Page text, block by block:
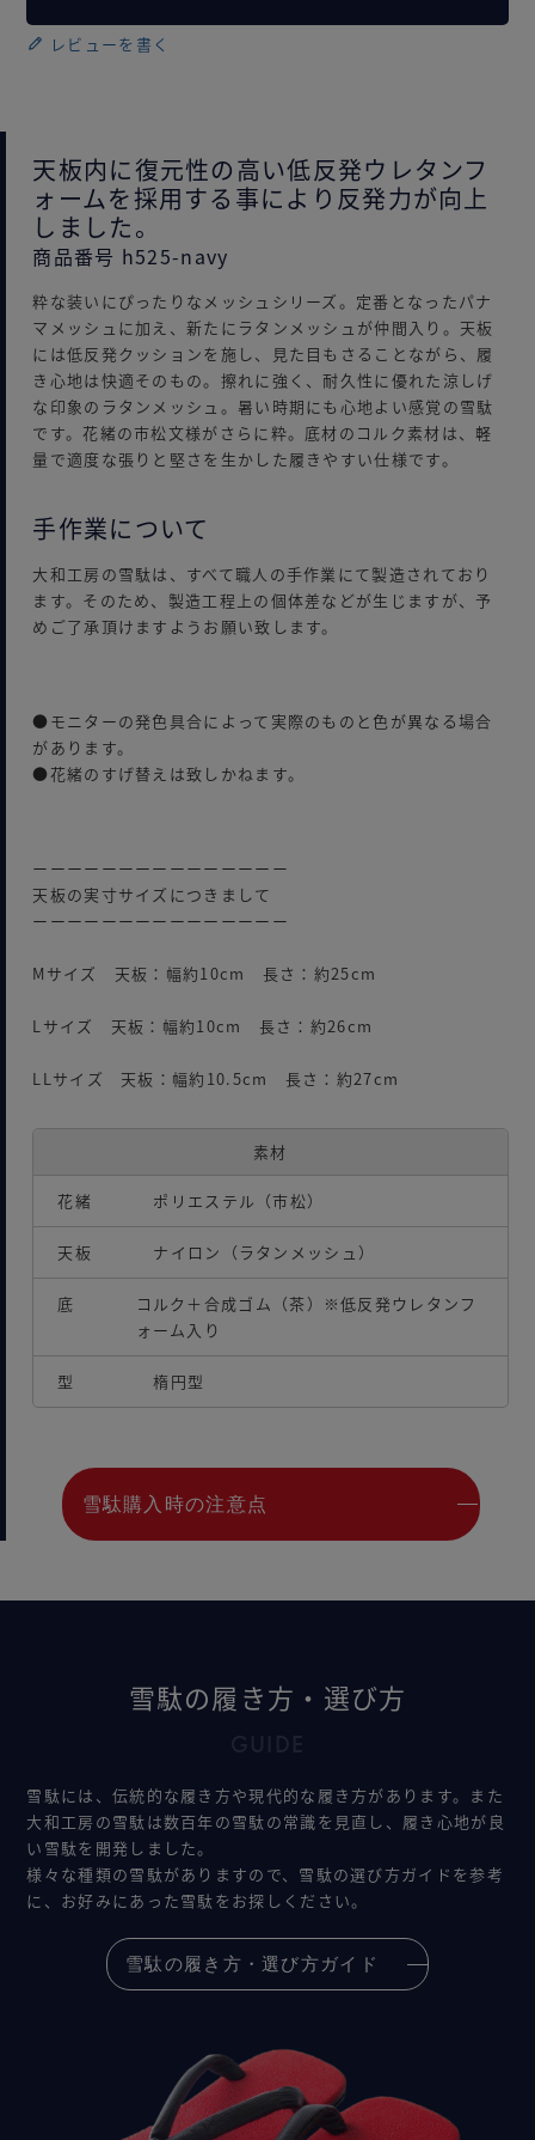
レビューを書く
天板内に復元性の高い低反発ウレタンフ
ォームを採用する事により反発力が向上
しました。
商品番号 h525-navy
粋な装いにぴったりなメッシュシリーズ。定番となったパナ
マメッシュに加え、新たにラタンメッシュが仲間入り。天板
には低反発クッションを施し、見た目もさることながら、履
き心地は快適そのもの。擦れに強く、耐久性に優れた涼しげ
な印象のラタンメッシュ。暑い時期にも心地よい感覚の雪駄
です。花緒の市松文様がさらに粋。底材のコルク素材は、軽
量で適度な張りと堅さを生かした履きやすい仕様です。
手作業について
大和工房の雪駄は、すべて職人の手作業にて製造されており
ます。そのため、製造工程上の個体差などが生じますが、予
めご了承頂けますようお願い致します。
●モニターの発色具合によって実際のものと色が異なる場合
があります。
●花緒のすげ替えは致しかねます。
ーーーーーーーーーーーーーーー
天板の実寸サイズにつきまして
ーーーーーーーーーーーーーーー
Mサイズ 天板：幅約10cm 長さ：約25cm
Lサイズ 天板：幅約10cm 長さ：約26cm
LLサイズ 天板：幅約10.5cm 長さ：約27cm
素材
花緒 ポリエステル（市松）
天板 ナイロン（ラタンメッシュ）
底
コルク＋合成ゴム（茶）※低反発ウレタンフ
ォーム入り
型 楕円型
雪駄購入時の注意点
雪駄の履き方・選び方
雪駄には、伝統的な履き方や現代的な履き方があります。また
大和工房の雪駄は数百年の雪駄の常識を見直し、履き心地が良
い雪駄を開発しました。
様々な種類の雪駄がありますので、雪駄の選び方ガイドを参考
に、お好みにあった雪駄をお探しください。
雪駄の履き方・選び方ガイド